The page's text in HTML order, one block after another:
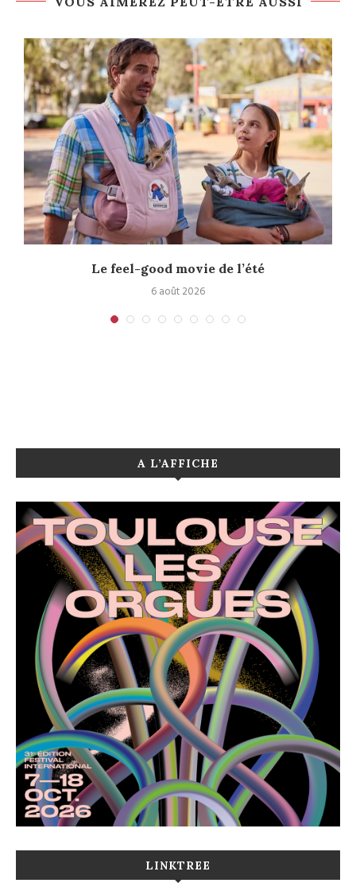
Le feel-good movie de l’été
6 août 2026
A L’AFFICHE
LINKTREE